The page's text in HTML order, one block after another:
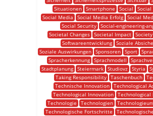
Situationen Smartphone Social
Social Media
Social Media Erfolg
Social
Social Security Social-engineering-
Societal Changes
Societal Impact Society
Softwareentwicklung Soziale
Soziale Auswirkungen Sponsoren Sport
Spracherkennung Sprachmodell
Stadtplanung
Steiermark Studiovz Styria
Taking Responsibility Taschenbuch
Technische Innovation Technological
Technological Innovation Technological
Technologie
Technologien
Technologische Fortschritte